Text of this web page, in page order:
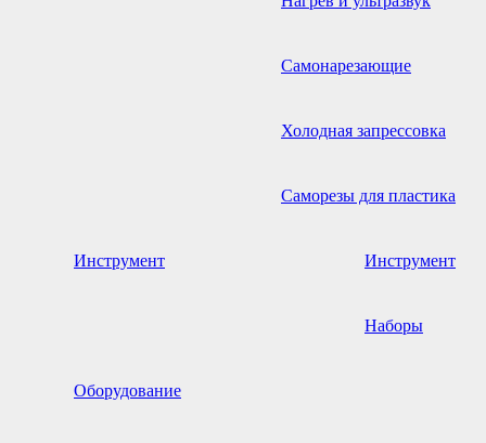
Самонарезающие
Холодная запрессовка
Саморезы для пластика
Инструмент Инструмент
Наборы
Оборудование